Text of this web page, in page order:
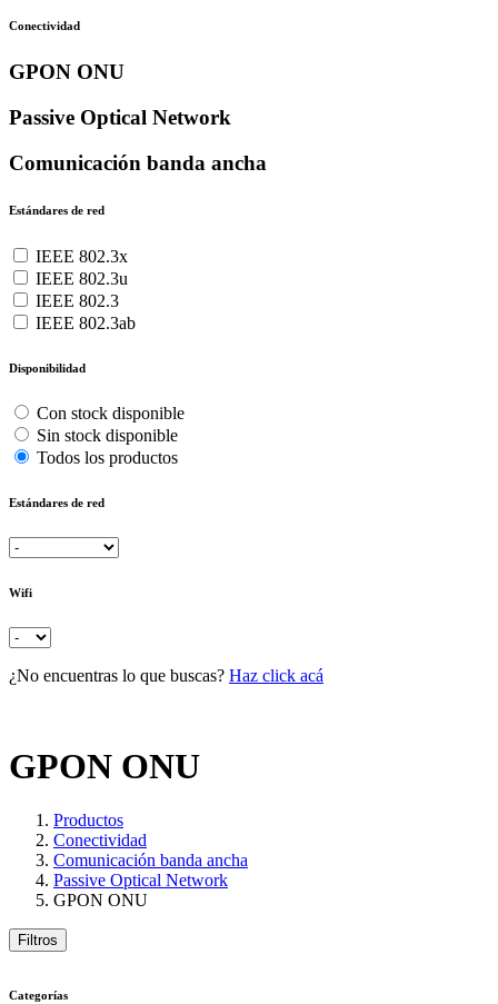
Conectividad
GPON ONU
Passive Optical Network
Comunicación banda ancha
Estándares de red
IEEE 802.3x
IEEE 802.3u
IEEE 802.3
IEEE 802.3ab
Disponibilidad
Con stock disponible
Sin stock disponible
Todos los productos
Estándares de red
Wifi
¿No encuentras lo que buscas? Haz click acá
GPON ONU
Productos
Conectividad
Comunicación banda ancha
Passive Optical Network
GPON ONU
Filtros
Categorías